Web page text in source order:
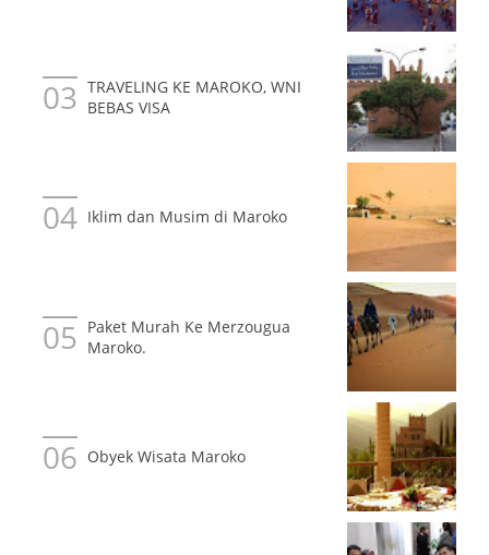
TRAVELING KE MAROKO, WNI
BEBAS VISA
Iklim dan Musim di Maroko
Paket Murah Ke Merzougua
Maroko.
Obyek Wisata Maroko